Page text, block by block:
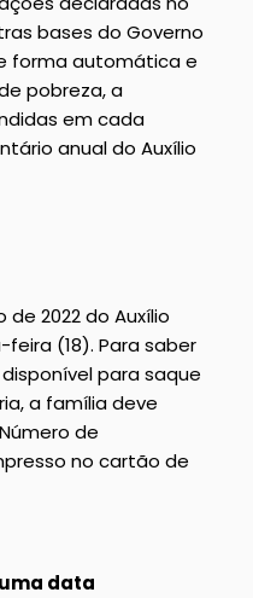
bases do Governo
forma automática e
pobreza, a
em cada
anual do Auxílio
2022 do Auxílio
(18). Para saber
para saque
a família deve
de
no cartão de
data